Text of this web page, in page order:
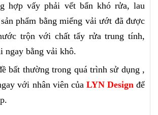
hợp vấy phải vết bẩn khó rửa, lau
phẩm bằng miếng vải ướt đã được
trộn với chất tẩy rửa trung tính,
ngay bằng vải khô.
bất thường trong quá trình sử dụng ,
với nhân viên của LYN Design để